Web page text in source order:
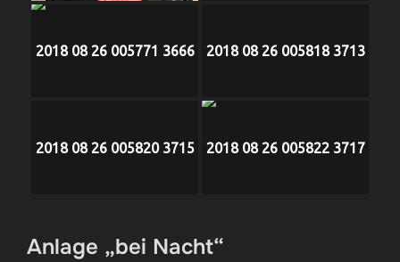
2018 08 26 005771 3666 2018 08 26 005818 3713
2018 08 26 005820 3715 2018 08 26 005822 3717
Anlage „bei Nacht“